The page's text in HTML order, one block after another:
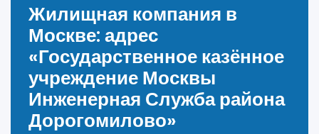
Жилищная компания в
Москве: адрес
«‎Государственное казённое
учреждение Москвы
Инженерная Служба района
Дорогомилово»‎